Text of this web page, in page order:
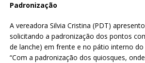
Padronização
A vereadora Silvia Cristina (PDT)
solicitando a padronização dos pontos
de lanche) em frente e no pátio interno do
“Com a padronização dos quiosques,